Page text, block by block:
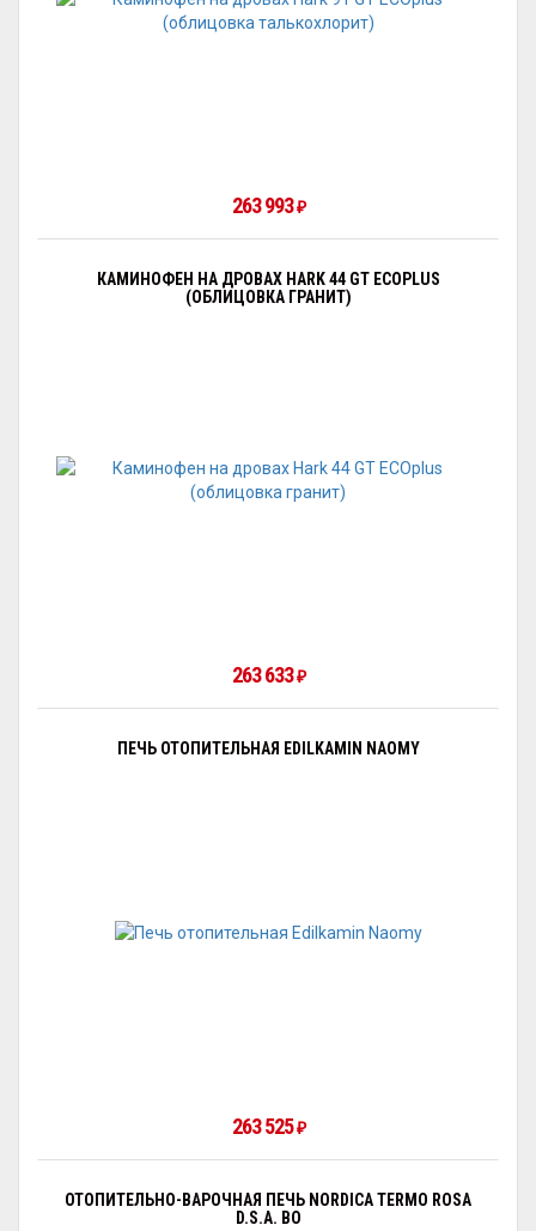
263 993₽
КАМИНОФЕН НА ДРОВАХ HARK 44 GT ECOPLUS
(ОБЛИЦОВКА ГРАНИТ)
263 633₽
ПЕЧЬ ОТОПИТЕЛЬНАЯ EDILKAMIN NAOMY
263 525₽
ОТОПИТЕЛЬНО-ВАРОЧНАЯ ПЕЧЬ NORDICA TERMO ROSA
D.S.A. BO